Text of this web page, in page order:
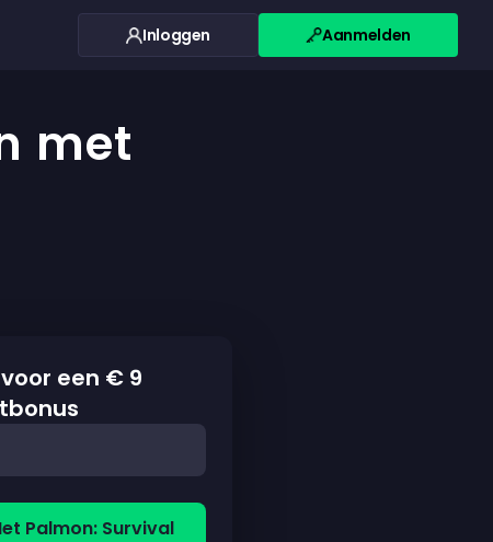
Inloggen Aanmelden
met
een € 9
Palmon: Survival